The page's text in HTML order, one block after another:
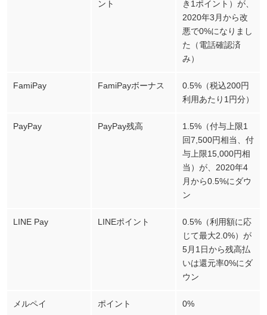
ント
き1ポイント）が、
2020年3月から改
悪で0%になりまし
た（電話確認済
み）
FamiPay FamiPayボーナス
0.5%（税込200円
利用あたり1円分）
PayPay PayPay残高
1.5%（付与上限1
回7,500円相当、付
与上限15,000円相
当）が、2020年4
月から0.5%にダウ
ン
LINE Pay LINEポイント
0.5%（利用額に応
じて最大2.0%）が
5月1日から残高払
いは還元率0%にダ
ウン
メルペイ ポイント 0%